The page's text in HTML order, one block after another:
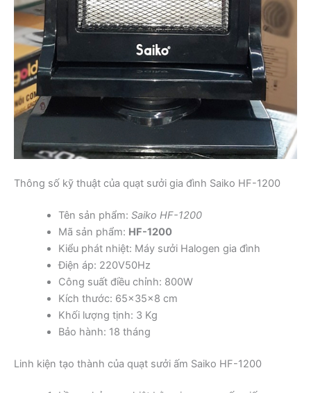
Thông số kỹ thuật của quạt sưởi gia đình Saiko HF-1200
Tên sản phẩm: Saiko HF-1200
Mã sản phẩm: HF-1200
Kiểu phát nhiệt: Máy sưởi Halogen gia đình
Điện áp: 220V50Hz
Công suất điều chỉnh: 800W
Kích thước: 65x35x8 cm
Khối lượng tịnh: 3 Kg
Bảo hành: 18 tháng
Linh kiện tạo thành của quạt sưởi ấm Saiko HF-1200